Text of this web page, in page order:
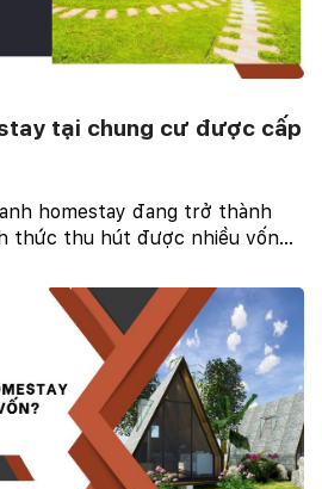
tại chung cư được cấp
homestay đang trở thành
thức thu hút được nhiều vốn
nhau nhằm mang đến sự trải ...